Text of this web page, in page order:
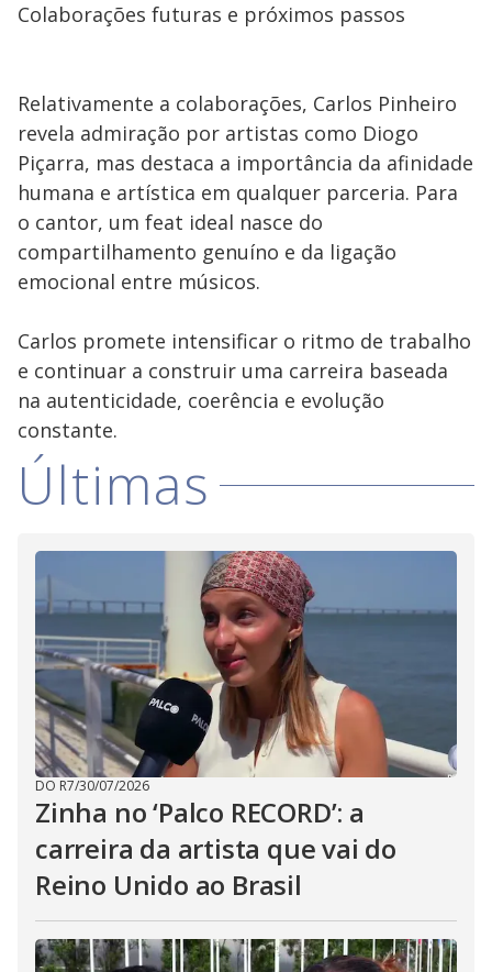
Colaborações futuras e próximos passos
Relativamente a colaborações, Carlos Pinheiro
revela admiração por artistas como Diogo
Piçarra, mas destaca a importância da afinidade
humana e artística em qualquer parceria. Para
o cantor, um feat ideal nasce do
compartilhamento genuíno e da ligação
emocional entre músicos.
Carlos promete intensificar o ritmo de trabalho
e continuar a construir uma carreira baseada
na autenticidade, coerência e evolução
constante.
Últimas
DO R7/30/07/2026
Zinha no ‘Palco RECORD’: a
carreira da artista que vai do
Reino Unido ao Brasil